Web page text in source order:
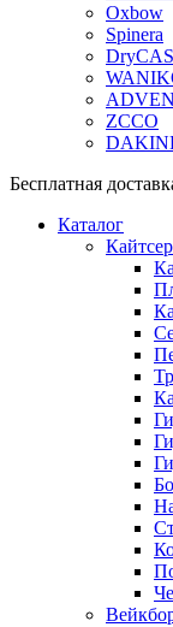
Oxbow
Spinera
ZCCO
Бесплатная
Каталог